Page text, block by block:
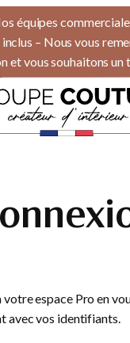
équipes
– Nous vous
et vous souhaitons un
votre espace Pro en
avec vos identifiants.
cookies